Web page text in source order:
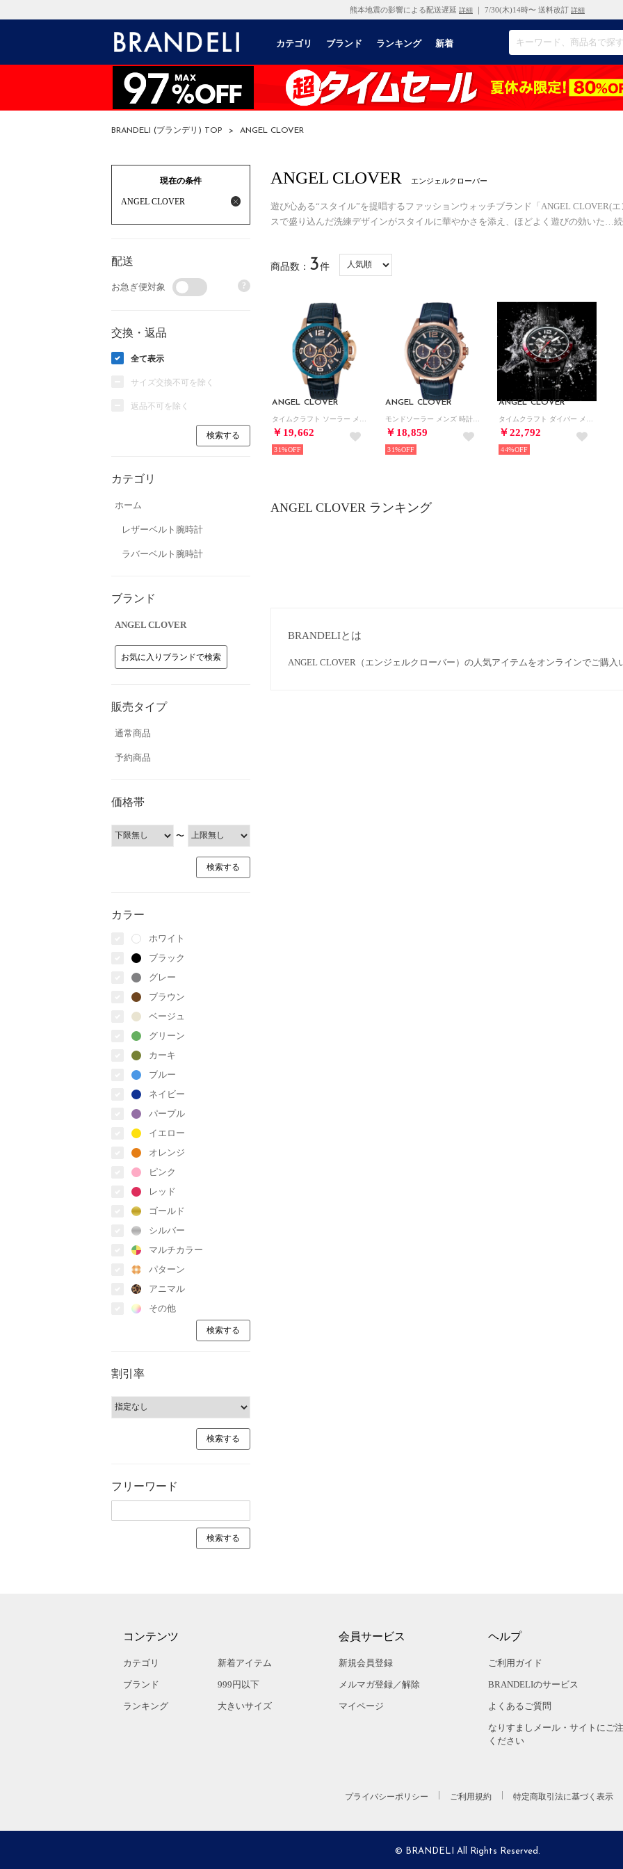
熊本地震の影響による配送遅延 詳細 ｜ 7/30(木)14時〜 送料改訂 詳細
カテゴリ ブランド ランキング 新着
BRANDELI (ブランデリ) TOP > ANGEL CLOVER
現在の条件
ANGEL CLOVER
配送
お急ぎ便対象 ?
交換・返品
全て表示
サイズ交換不可を除く
返品不可を除く
カテゴリ
ホーム
レザーベルト腕時計
ラバーベルト腕時計
ブランド
ANGEL CLOVER
お気に入りブランドで検索
販売タイプ
通常商品
予約商品
価格帯
〜
カラー
ホワイト
ブラック
グレー
ブラウン
ベージュ
グリーン
カーキ
ブルー
ネイビー
パープル
イエロー
オレンジ
ピンク
レッド
ゴールド
シルバー
マルチカラー
パターン
アニマル
その他
割引率
フリーワード
ANGEL CLOVER エンジェルクローバー
遊び心ある“スタイル”を提唱するファッションウォッチブランド「ANGEL CLOVER(
スで盛り込んだ洗練デザインがスタイルに華やかさを添え、ほどよく遊びの効いた
商品数： 3件
ANGEL CLOVER
￥19,662
31%
ANGEL CLOVER
￥18,859
31%
ANGEL CLOVER
￥22,792
44%
ANGEL CLOVER ランキング
BRANDELIとは
ANGEL CLOVER（エンジェルクローバー）の人気アイテムをオンラインでご購入
コンテンツ
カテゴリ
ブランド
ランキング
新着アイテム
999円以下
大きいサイズ
会員サービス
新規会員登録
メルマガ登録／解除
マイページ
ヘルプ
ご利用ガイド
BRANDELIのサービス
よくあるご質問
なりすましメール・サイトにご
ください
プライバシーポリシー ご利用規約 特定商取引法に基づく表示
© BRANDELI All Rights Reserved.